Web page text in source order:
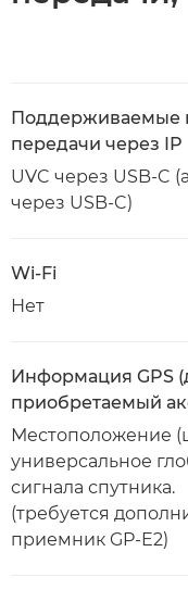
Поддерживаемые
передачи через IP
UVC через USB-C
через USB-C)
Wi-Fi
Нет
Информация GPS
приобретаемый
Местоположение
универсальное
сигнала спутника.
(требуется
приемник GP-E2)